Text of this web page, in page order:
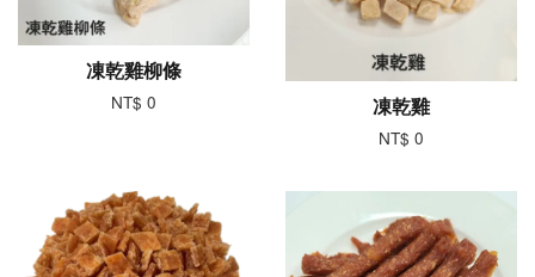
凍乾雞柳條
NT$ 0 凍乾雞
NT$ 0